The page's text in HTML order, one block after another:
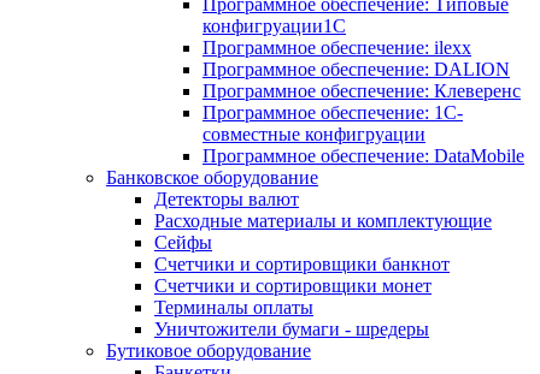
Программное обеспечение: Типовые
конфигруации1С
Программное обеспечение: ilexx
Программное обеспечение: DALION
Программное обеспечение: Клеверенс
Программное обеспечение: 1С-
совместные конфигруации
Программное обеспечение: DataMobile
Банковское оборудование
Детекторы валют
Расходные материалы и комплектующие
Сейфы
Счетчики и сортировщики банкнот
Счетчики и сортировщики монет
Терминалы оплаты
Уничтожители бумаги - шредеры
Бутиковое оборудование